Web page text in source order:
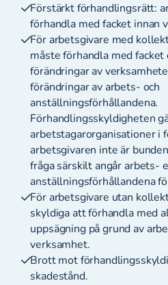
Förstärkt förhandlingsrätt:
förhandla med facket innan
För arbetsgivare med
måste förhandla med facket
förändringar av
förändringar av arbets- och
anställningsförhållandena.
Förhandlingsskyldigheten
arbetstagarorganisationer i
arbetsgivaren inte är
fråga särskilt angår arbets-
anställningsförhållandena
För arbetsgivare utan
skyldiga att förhandla med
uppsägning på grund av
verksamhet.
Brott mot
skadestånd.